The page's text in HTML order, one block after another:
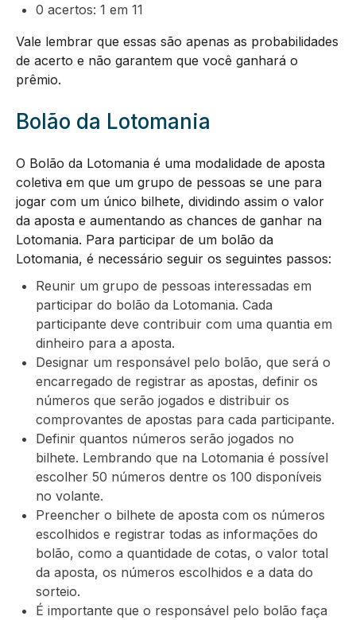
0 acertos: 1 em 11
Vale lembrar que essas são apenas as probabilidades
de acerto e não garantem que você ganhará o
prêmio.
Bolão da Lotomania
O Bolão da Lotomania é uma modalidade de aposta
coletiva em que um grupo de pessoas se une para
jogar com um único bilhete, dividindo assim o valor
da aposta e aumentando as chances de ganhar na
Lotomania. Para participar de um bolão da
Lotomania, é necessário seguir os seguintes passos:
Reunir um grupo de pessoas interessadas em
participar do bolão da Lotomania. Cada
participante deve contribuir com uma quantia em
dinheiro para a aposta.
Designar um responsável pelo bolão, que será o
encarregado de registrar as apostas, definir os
números que serão jogados e distribuir os
comprovantes de apostas para cada participante.
Definir quantos números serão jogados no
bilhete. Lembrando que na Lotomania é possível
escolher 50 números dentre os 100 disponíveis
no volante.
Preencher o bilhete de aposta com os números
escolhidos e registrar todas as informações do
bolão, como a quantidade de cotas, o valor total
da aposta, os números escolhidos e a data do
sorteio.
É importante que o responsável pelo bolão faça